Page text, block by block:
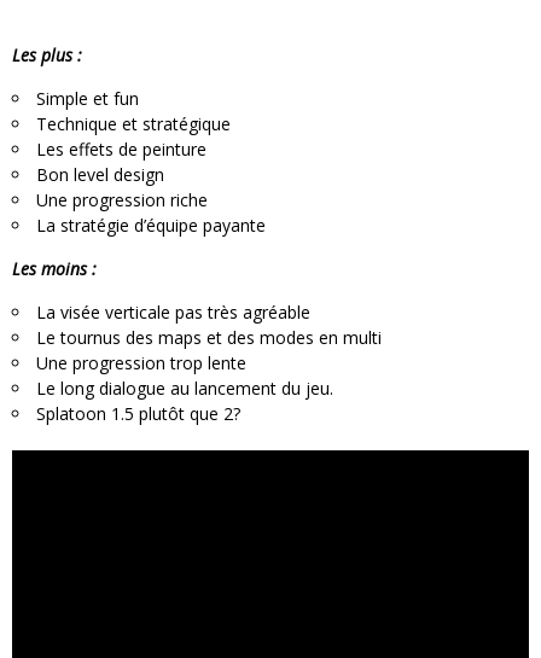
Les plus :
Simple et fun
Technique et stratégique
Les effets de peinture
Bon level design
Une progression riche
La stratégie d’équipe payante
Les moins :
La visée verticale pas très agréable
Le tournus des maps et des modes en multi
Une progression trop lente
Le long dialogue au lancement du jeu.
Splatoon 1.5 plutôt que 2?